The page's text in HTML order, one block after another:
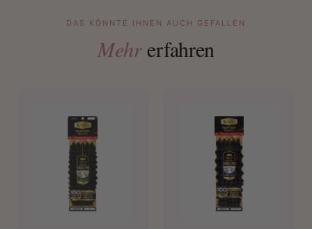
DAS KÖNNTE IHNEN AUCH GEFALLEN
Mehrerfahren